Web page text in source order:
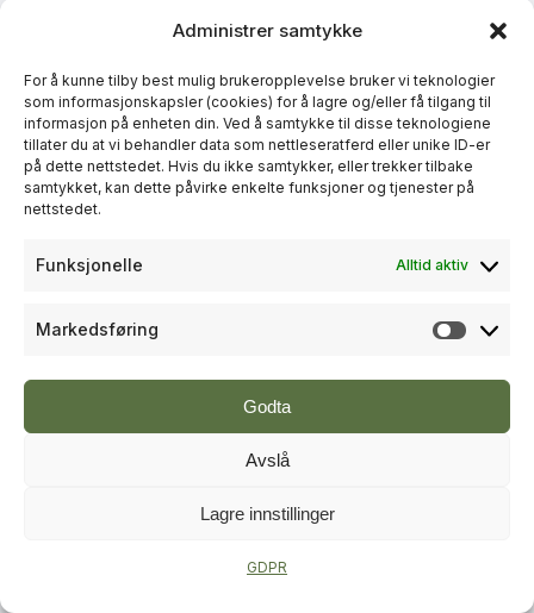
Administrer samtykke
For å kunne tilby best mulig brukeropplevelse bruker vi teknologier
som informasjonskapsler (cookies) for å lagre og/eller få tilgang til
informasjon på enheten din. Ved å samtykke til disse teknologiene
tillater du at vi behandler data som nettleseratferd eller unike ID-er
på dette nettstedet. Hvis du ikke samtykker, eller trekker tilbake
samtykket, kan dette påvirke enkelte funksjoner og tjenester på
nettstedet.
Funksjonelle Alltid aktiv
Markedsføring
Godta
Avslå
Lagre innstillinger
GDPR
+ PLUSS
RÅDGIVNING
én milliard kroner i andre kvartal